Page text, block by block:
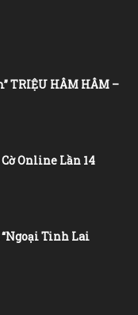
TRIỆU HÂM HÂM –
Online Lần 14
Tinh Lai